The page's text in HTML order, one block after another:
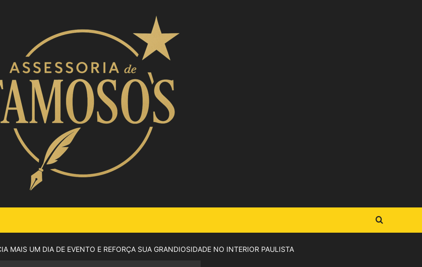
MAIS UM DIA DE EVENTO E REFORÇA SUA GRANDIOSIDADE NO INTERIOR PAULISTA